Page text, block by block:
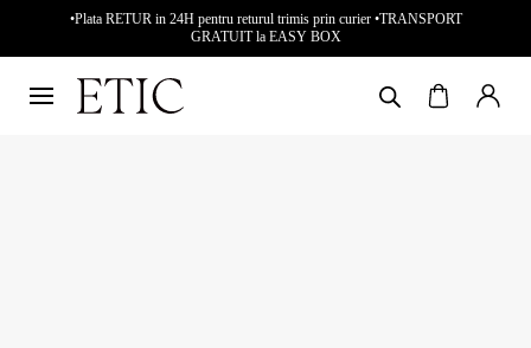
•Plata RETUR in 24H pentru returul trimis prin curier •TRANSPORT
GRATUIT la EASY BOX